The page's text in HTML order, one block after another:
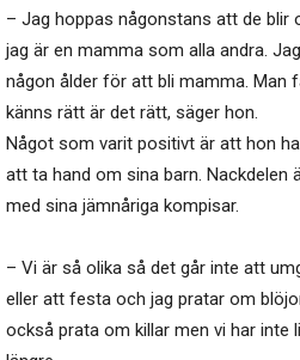
– Jag hoppas någonstans att de
jag är en mamma som alla andra.
någon ålder för att bli mamma. Man
känns rätt är det rätt, säger hon.
Något som varit positivt är att hon
att ta hand om sina barn. Nackdelen
med sina jämnåriga kompisar.
– Vi är så olika så det går inte att
eller att festa och jag pratar om
också prata om killar men vi har inte